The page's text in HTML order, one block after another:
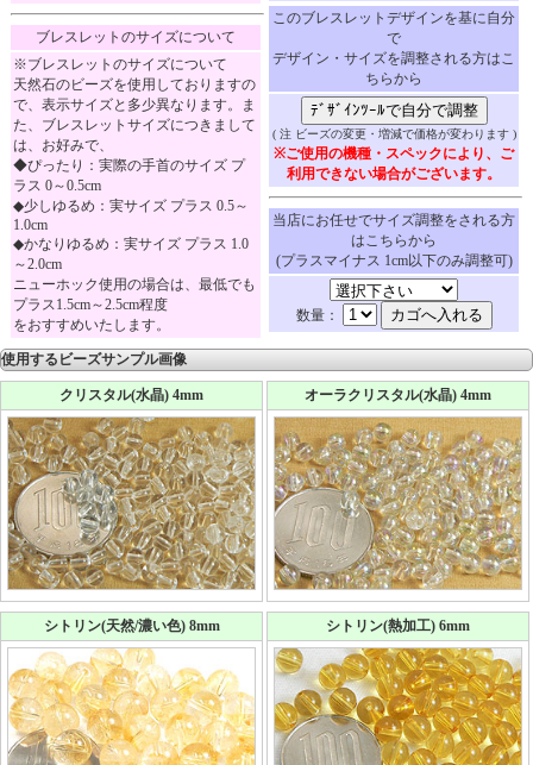
ブレスレットのサイズについて
※ブレスレットのサイズについて
天然石のビーズを使用しておりますの
で、表示サイズと多少異なります。ま
た、ブレスレットサイズにつきまして
は、お好みで、
◆ぴったり：実際の手首のサイズ プ
ラス 0～0.5cm
◆少しゆるめ：実サイズ プラス 0.5～
1.0cm
◆かなりゆるめ：実サイズ プラス 1.0
～2.0cm
ニューホック使用の場合は、最低でも
プラス1.5cm～2.5cm程度
をおすすめいたします。
このブレスレットデザインを基に自分
で
デザイン・サイズを調整される方はこ
ちらから
( 注 ビーズの変更・増減で価格が変わります )
※ご使用の機種・スペックにより、ご
利用できない場合がございます。
当店にお任せでサイズ調整をされる方
はこちらから
(プラスマイナス 1cm以下のみ調整可)
数量：
使用するビーズサンプル画像
クリスタル(水晶) 4mm オーラクリスタル(水晶) 4mm
シトリン(天然/濃い色) 8mm シトリン(熱加工) 6mm